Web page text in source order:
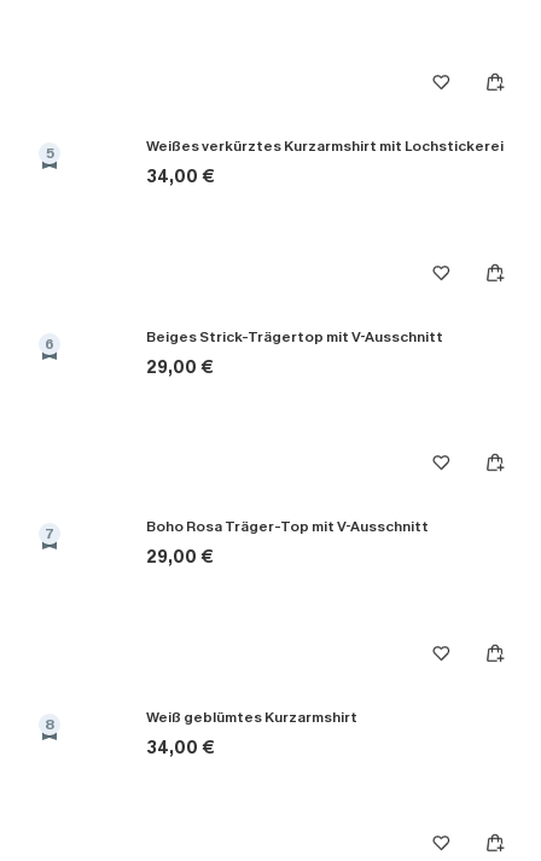
5 Weißes verkürztes Kurzarmshirt mit Lochstickerei
34,00 €
6 Beiges Strick-Trägertop mit V-Ausschnitt
29,00 €
7 Boho Rosa Träger-Top mit V-Ausschnitt
29,00 €
8 Weiß geblümtes Kurzarmshirt
34,00 €